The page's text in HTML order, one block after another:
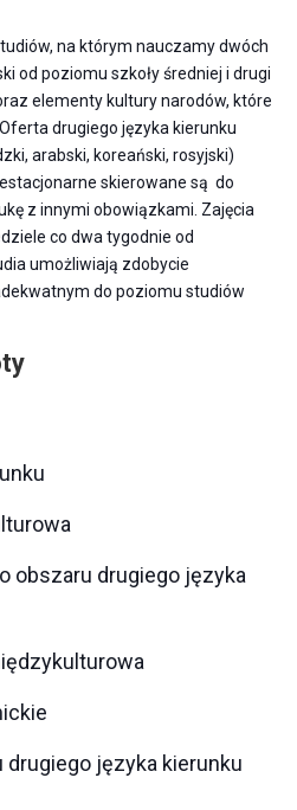
na którym nauczamy dwóch
od poziomu szkoły średniej i drugi
elementy kultury narodów, które
drugiego języka kierunku
arabski, koreański, rosyjski)
skierowane są do
z innymi obowiązkami. Zajęcia
co dwa tygodnie od
umożliwiają zdobycie
do poziomu studiów
obszaru drugiego języka
drugiego języka kierunku